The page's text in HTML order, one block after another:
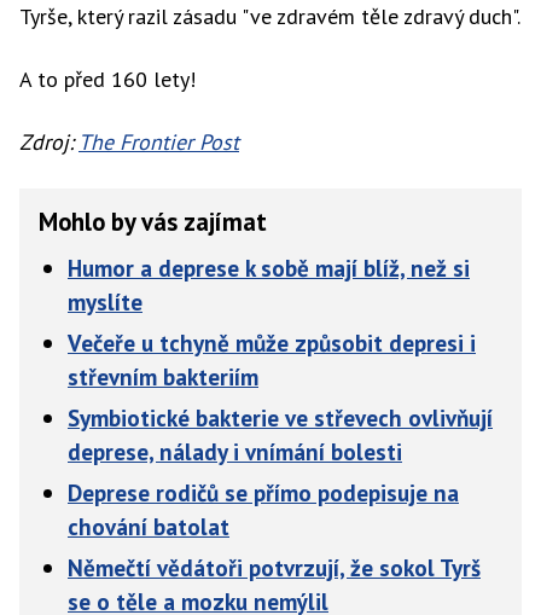
Tyrše, který razil zásadu "ve zdravém těle zdravý duch".
A to před 160 lety!
Zdroj: The Frontier Post
Mohlo by vás zajímat
Humor a deprese k sobě mají blíž, než si
myslíte
Večeře u tchyně může způsobit depresi i
střevním bakteriím
Symbiotické bakterie ve střevech ovlivňují
deprese, nálady i vnímání bolesti
Deprese rodičů se přímo podepisuje na
chování batolat
Němečtí vědátoři potvrzují, že sokol Tyrš
se o těle a mozku nemýlil